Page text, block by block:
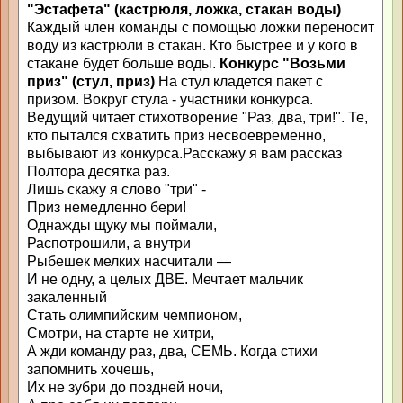
"Эстафета" (кастрюля, ложка, стакан воды)
Каждый член команды с помощью ложки переносит
воду из кастрюли в стакан. Кто быстрее и у кого в
стакане будет больше воды. Конкурс "Возьми
приз" (стул, приз) На стул кладется пакет с
призом. Вокруг стула - участники конкурса.
Ведущий читает стихотворение "Раз, два, три!". Те,
кто пытался схватить приз несвоевременно,
выбывают из конкурса.Расскажу я вам рассказ
Полтора десятка раз.
Лишь скажу я слово "три" -
Приз немедленно бери!
Однажды щуку мы поймали,
Распотрошили, а внутри
Рыбешек мелких насчитали —
И не одну, а целых ДВЕ. Мечтает мальчик
закаленный
Стать олимпийским чемпионом,
Смотри, на старте не хитри,
А жди команду раз, два, СЕМЬ. Когда стихи
запомнить хочешь,
Их не зубри до поздней ночи,